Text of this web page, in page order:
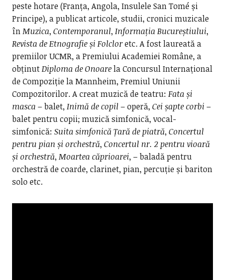
peste hotare (Franța, Angola, Insulele San Tomé și
Principe), a publicat articole, studii, cronici muzicale
înMuzica, Contemporanul, Informația Bucureștiului,
Revista deEtnografie și Folcloretc. A fost laureată a
premiilor UCMR, a Premiului Academiei Române, a
obținutDiploma de Onoarela Concursul Internațional
de Compoziție la Mannheim, Premiul Uniunii
Compozitorilor. A creat muzică de teatru: Fata și
masca – balet, Inimă de copil – operă, Cei șapte corbi –
balet pentru copii; muzică simfonică, vocal-
simfonică: Suita simfonică Țară de piatră, Concertul
pentru pian și orchestră, Concertul nr. 2 pentru vioară
și orchestră, Moartea căprioarei, – baladă pentru
orchestră de coarde, clarinet, pian, percuție și bariton
solo etc.